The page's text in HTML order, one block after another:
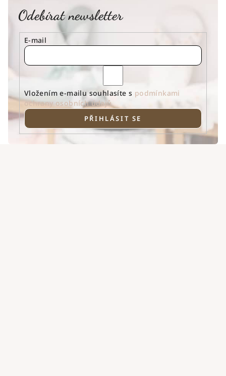
Odebírat newsletter
E-mail
Vložením e-mailu souhlasíte s podmínkami
ochrany osobních údajů
PŘIHLÁSIT SE